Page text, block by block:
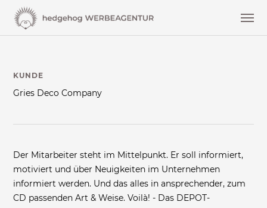
KUNDE
Gries Deco Company
Der Mitarbeiter steht im Mittelpunkt. Er soll informiert,
motiviert und über Neuigkeiten im Unternehmen
informiert werden. Und das alles in ansprechender, zum
CD passenden Art & Weise. Voilà! - Das DEPOT-